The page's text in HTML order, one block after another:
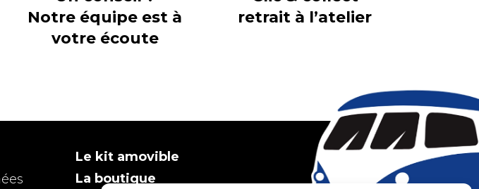
Notre équipe est à
votre écoute
retrait à l’atelier
Le kit amovible
La boutique